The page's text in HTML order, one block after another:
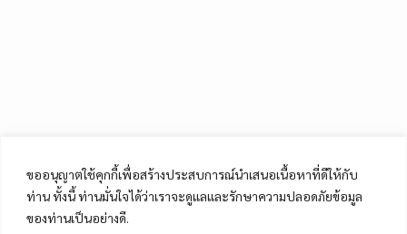
ขออนุญาตใช้คุกกี้เพื่อสร้างประสบการณ์นำเสนอเนื้อหาที่ดีให้กับ
ท่าน ทั้งนี้ ท่านมั่นใจได้ว่าเราจะดูแลและรักษาความปลอดภัยข้อมูล
ของท่านเป็นอย่างดี.